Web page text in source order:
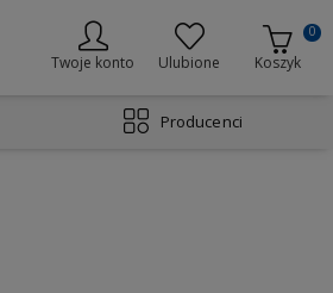
Twoje konto Ulubione Koszyk
0
Producenci